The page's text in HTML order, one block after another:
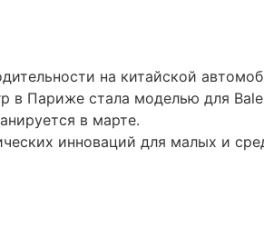
на китайской
в Париже стала моделью для
в марте.
инноваций для малых и